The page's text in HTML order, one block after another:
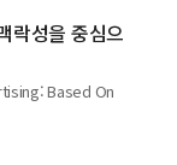
락성을 중심으
Based On